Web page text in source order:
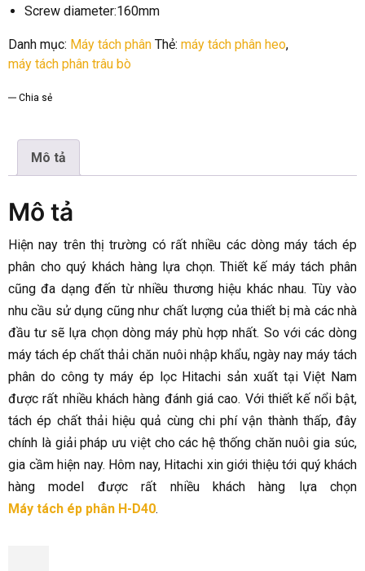
Screw diameter:160mm
Danh mục: Máy tách phân Thẻ: máy tách phân heo,
máy tách phân trâu bò
Chia sẻ
Mô tả
Mô tả
Hiện nay trên thị trường có rất nhiều các dòng máy tách ép
phân cho quý khách hàng lựa chọn. Thiết kế máy tách phân
cũng đa dạng đến từ nhiều thương hiệu khác nhau. Tùy vào
nhu cầu sử dụng cũng như chất lượng của thiết bị mà các nhà
đầu tư sẽ lựa chọn dòng máy phù hợp nhất. So với các dòng
máy tách ép chất thải chăn nuôi nhập khẩu, ngày nay máy tách
phân do công ty máy ép lọc Hitachi sản xuất tại Việt Nam
được rất nhiều khách hàng đánh giá cao. Với thiết kế nổi bật,
tách ép chất thải hiệu quả cùng chi phí vận thành thấp, đây
chính là giải pháp ưu việt cho các hệ thống chăn nuôi gia súc,
gia cầm hiện nay. Hôm nay, Hitachi xin giới thiệu tới quý khách
hàng model được rất nhiều khách hàng lựa chọn
Máy tách ép phân H-D40.